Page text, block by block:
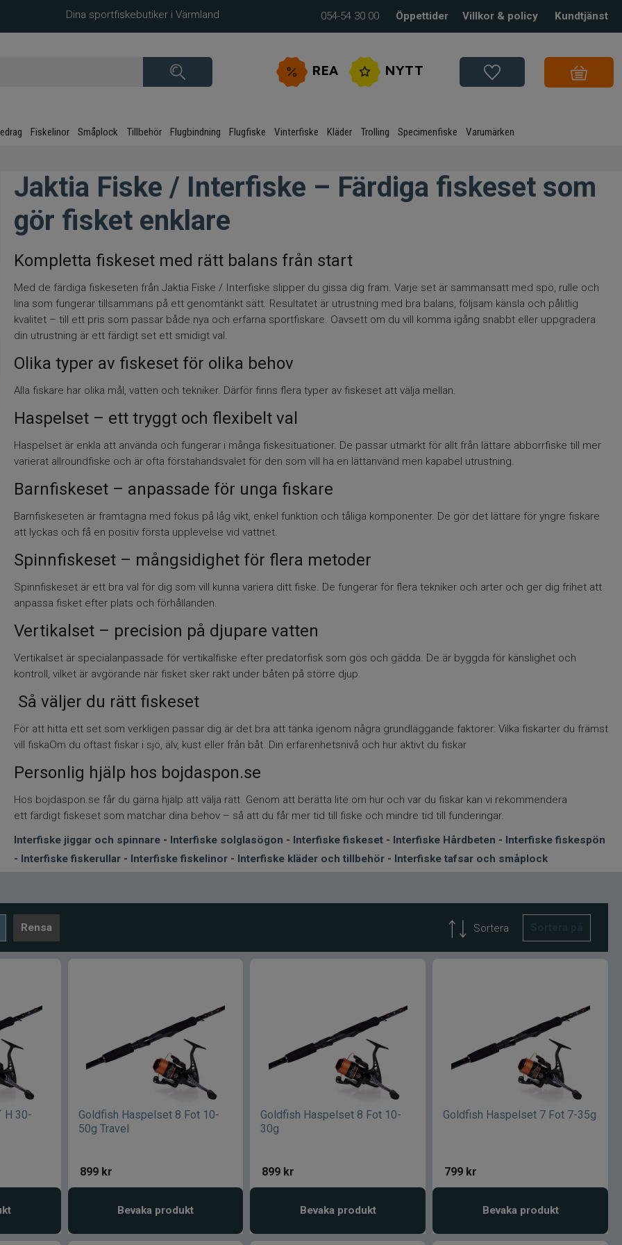
Dina sportfiskebutiker i Värmland 054-54 30 00 Öppettider Villkor & policy Kundtjänst
REA NYTT
Fiskelinor Småplock Tillbehör Flugbindning Flugfiske Vinterfiske Kläder Trolling Specimenfiske Varumärken
Jaktia Fiske / Interfiske – Färdiga fiskeset som
gör fisket enklare
Kompletta fiskeset med rätt balans från start
Med de färdiga fiskeseten från Jaktia Fiske / Interfiske slipper du gissa dig fram. Varje set är sammansatt med spö, rulle och
lina som fungerar tillsammans på ett genomtänkt sätt. Resultatet är utrustning med bra balans, följsam känsla och pålitlig
kvalitet – till ett pris som passar både nya och erfarna sportfiskare. Oavsett om du vill komma igång snabbt eller uppgradera
din utrustning är ett färdigt set ett smidigt val.
Olika typer av fiskeset för olika behov
Alla fiskare har olika mål, vatten och tekniker. Därför finns flera typer av fiskeset att välja mellan.
Haspelset – ett tryggt och flexibelt val
Haspelset är enkla att använda och fungerar i många fiskesituationer. De passar utmärkt för allt från lättare abborrfiske till mer
varierat allroundfiske och är ofta förstahandsvalet för den som vill ha en lättanvänd men kapabel utrustning.
Barnfiskeset – anpassade för unga fiskare
Barnfiskeseten är framtagna med fokus på låg vikt, enkel funktion och tåliga komponenter. De gör det lättare för yngre fiskare
att lyckas och få en positiv första upplevelse vid vattnet.
Spinnfiskeset – mångsidighet för flera metoder
Spinnfiskeset är ett bra val för dig som vill kunna variera ditt fiske. De fungerar för flera tekniker och arter och ger dig frihet att
anpassa fisket efter plats och förhållanden.
Vertikalset – precision på djupare vatten
Vertikalset är specialanpassade för vertikalfiske efter predatorfisk som gös och gädda. De är byggda för känslighet och
kontroll, vilket är avgörande när fisket sker rakt under båten på större djup.
Så väljer du rätt fiskeset
För att hitta ett set som verkligen passar dig är det bra att tänka igenom några grundläggande faktorer: Vilka fiskarter du främst
vill fiskaOm du oftast fiskar i sjö, älv, kust eller från båt. Din erfarenhetsnivå och hur aktivt du fiskar
Personlig hjälp hos bojdaspon.se
Hos bojdaspon.se får du gärna hjälp att välja rätt. Genom att berätta lite om hur och var du fiskar kan vi rekommendera
ett färdigt fiskeset som matchar dina behov – så att du får mer tid till fiske och mindre tid till funderingar.
Interfiske jiggar och spinnare- Interfiske solglasögon - Interfiske fiskeset- Interfiske Hårdbeten - Interfiske fiskespön
- Interfiske fiskerullar- Interfiske fiskelinor- Interfiske kläder och tillbehör- Interfiske tafsar och småplock
Rensa Sortera
H 30-
Goldfish Haspelset 8 Fot 10-
50g Travel
899 kr
Bevaka produkt
Goldfish Haspelset 8 Fot 10-
30g
899 kr
Bevaka produkt
Goldfish Haspelset 7 Fot 7-35g
799 kr
Bevaka produkt